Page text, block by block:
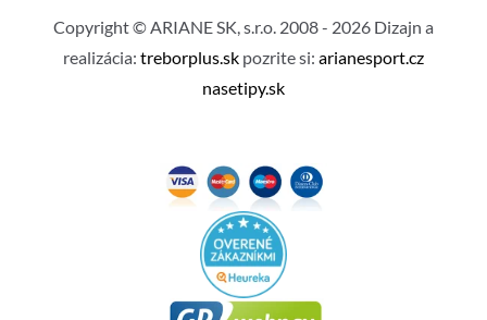
Copyright © ARIANE SK, s.r.o. 2008 - 2026 Dizajn a
realizácia: treborplus.sk pozrite si: arianesport.cz
nasetipy.sk